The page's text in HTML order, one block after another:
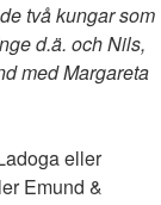
två kungar som
d.ä. och Nils,
med Margareta
eller
Emund &